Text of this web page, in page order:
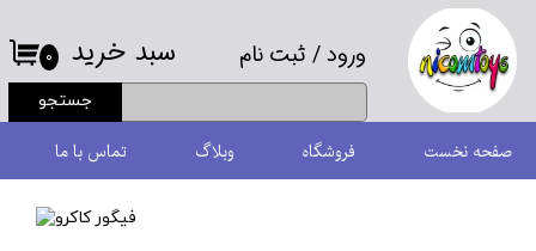
ورود/ ثبت نام
حساب کاربری من
تغییر گذر واژه
سفارشات
جستجو
۰ سبد خرید
صفحه نخست فروشگاه وبلاگ تماس با ما